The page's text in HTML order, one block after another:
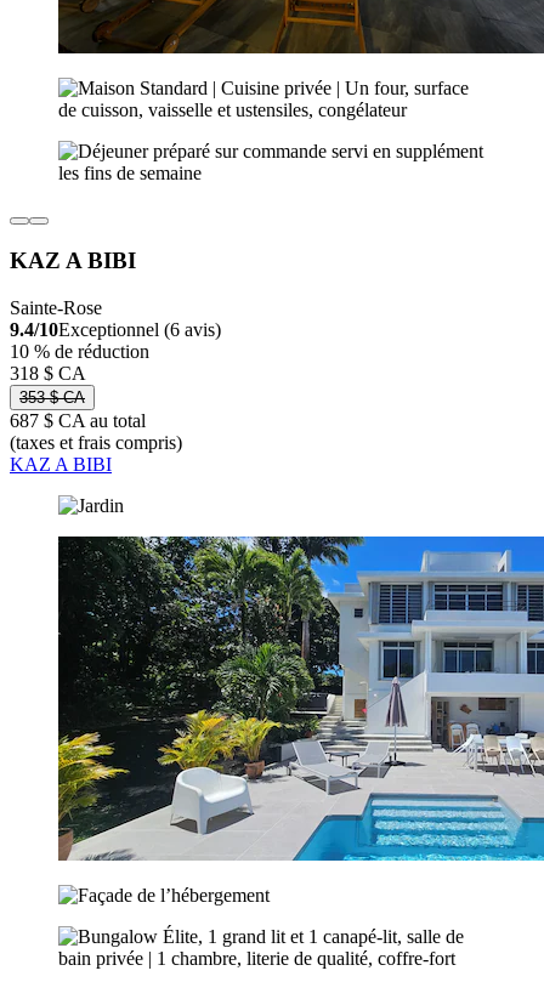
KAZ A BIBI
Sainte-Rose
9.4/10Exceptionnel (6 avis)
10 % de réduction
318 $ CA
353 $ CA
687 $ CA au total
(taxes et frais compris)
KAZ A BIBI